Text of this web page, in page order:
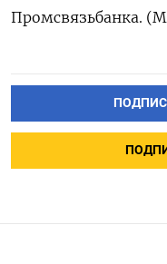
Промсвязьбанка.